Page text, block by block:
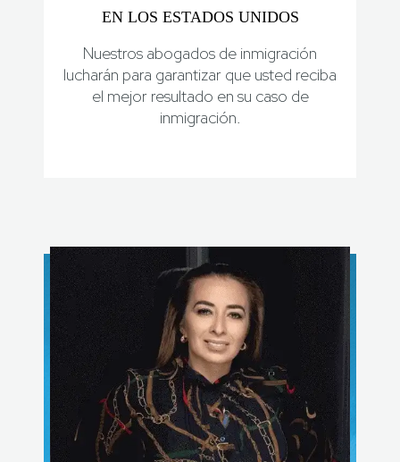
EN LOS ESTADOS UNIDOS
Nuestros abogados de inmigración
lucharán para garantizar que usted reciba
el mejor resultado en su caso de
inmigración.